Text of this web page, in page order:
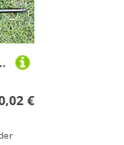
Ausrüstung Angeln(4.5m)
€